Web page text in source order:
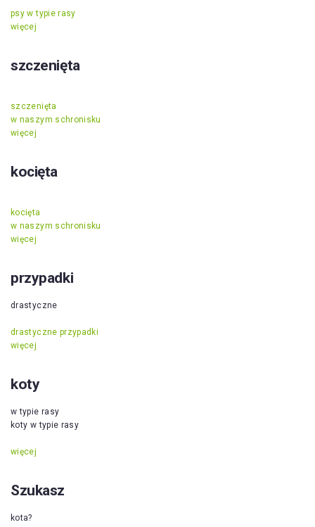
psy w typie rasy
więcej
szczenięta
szczenięta
w naszym schronisku
więcej
kocięta
kocięta
w naszym schronisku
więcej
przypadki
drastyczne
drastyczne przypadki
więcej
koty
w typie rasy
koty w typie rasy
więcej
Szukasz
kota?